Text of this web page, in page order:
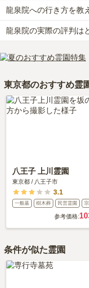
龍泉院では、一般墓が約
す。
なお、龍泉院がある東京
別途）です。
お墓は、価格が高いもの
龍泉院への行き方を教
公共交通機関の場合、東
分です。
詳しいルートや地図は、
確認ください。
龍泉院の実際の評判は
当サイトに寄せられた総
便性が高く評価されていま
なものなどは事前に購入
ありません。」といった
東京都のおすすめ霊
八王子 上川霊園
東京都 / 八王子市
3.1
一般墓 樹木葬 民営霊園
参考価格:
条件が似た霊園